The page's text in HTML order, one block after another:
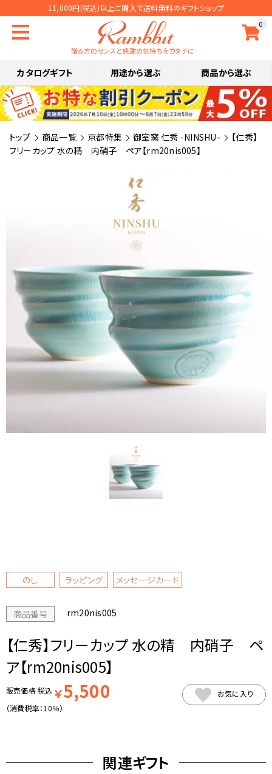
11,000円(税込)以上ご購入で送料無料のギフトショップ
0
贈る方のセンスと感謝の気持ちをカタチに…
カタログギフト 用途から選ぶ 商品から選ぶ
トップ 商品一覧 京都特集 御室窯 仁秀 -NINSHU-
【仁秀】
フリーカップ 水の精 内硝子 ペア【rm20nis005】
のし ラッピング メッセージカード
商品番号 rm20nis005
【仁秀】フリーカップ 水の精 内硝子 ペ
ア【rm20nis005】
販売価格税込 ￥5,500
（消費税率：10％）
お気に入り
関連ギフト